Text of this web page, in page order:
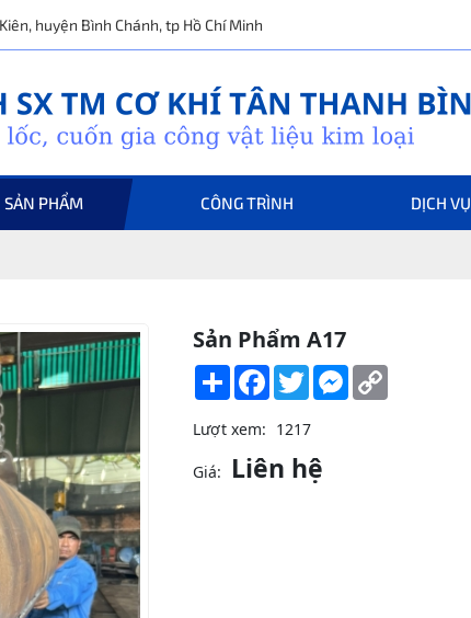
huyện Bình Chánh, tp Hồ Chí Minh
SẢN PHẨM CÔNG TRÌNH DỊCH VỤ
Sản Phẩm A17
Share Facebook
TwitterMessenger
Lượt xem: 1217
Giá: Liên hệ